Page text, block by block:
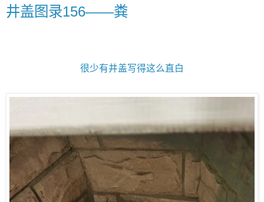
井盖图录156——粪
很少有井盖写得这么直白